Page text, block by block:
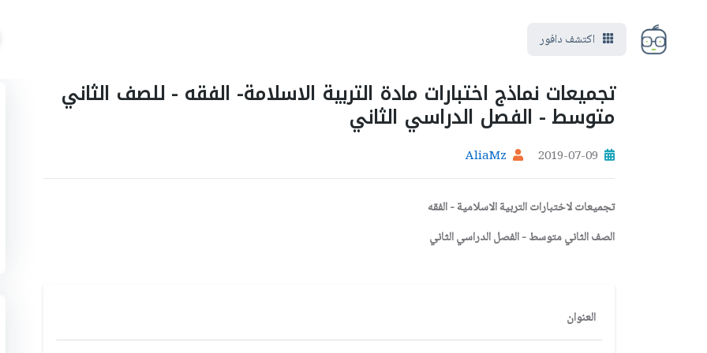
اكتشف دافور
تجميعات نماذج اختبارات مادة التربية الاسلامة- الفقه - للصف الثاني
متوسط - الفصل الدراسي الثاني
2019-07-09
AliaMz
تجميعات لاختبارات التربية الاسلامية - الفقه
الصف الثاني متوسط - الفصل الدراسي الثاني
العنوان